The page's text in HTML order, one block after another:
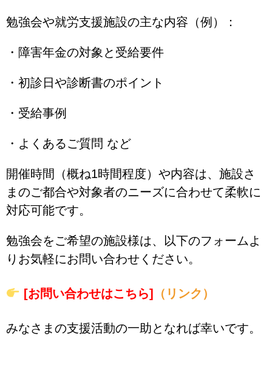
勉強会や就労支援施設の主な内容（例）：
・障害年金の対象と受給要件
・初診日や診断書のポイント
・受給事例
・よくあるご質問 など
開催時間（概ね1時間程度）や内容は、施設さ
まのご都合や対象者のニーズに合わせて柔軟に
対応可能です。
勉強会をご希望の施設様は、以下のフォームよ
りお気軽にお問い合わせください。
[お問い合わせはこちら] （リンク）
みなさまの支援活動の一助となれば幸いです。